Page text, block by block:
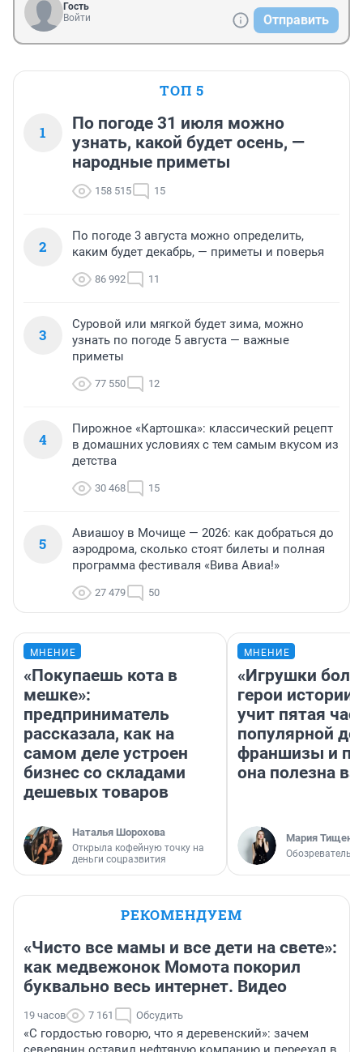
Гость
Войти
Отправить
ТОП 5
1
По погоде 31 июля можно
узнать, какой будет осень, —
народные приметы
158 515 15
2
По погоде 3 августа можно определить,
каким будет декабрь, — приметы и поверья
86 992 11
3
Суровой или мягкой будет зима, можно
узнать по погоде 5 августа — важные
приметы
77 550 12
4
Пирожное «Картошка»: классический рецепт
в домашних условиях с тем самым вкусом из
детства
30 468 15
5
Авиашоу в Мочище — 2026: как добраться до
аэродрома, сколько стоят билеты и полная
программа фестиваля «Вива Авиа!»
27 479 50
МНЕНИЕ
«Покупаешь кота в
мешке»:
предприниматель
рассказала, как на
самом деле устроен
бизнес со складами
дешевых товаров
Наталья Шорохова
Открыла кофейную точку на
деньги соцразвития
МНЕНИЕ
«Игрушки
герои
учит пятая
популярной
франшизы и
она полезна
Мария Тищенко
Обозреватель
РЕКОМЕНДУЕМ
«Чисто все мамы и все дети на свете»:
как медвежонок Момота покорил
буквально весь интернет. Видео
19 часов 7 161 Обсудить
«С гордостью говорю, что я деревенский»: зачем